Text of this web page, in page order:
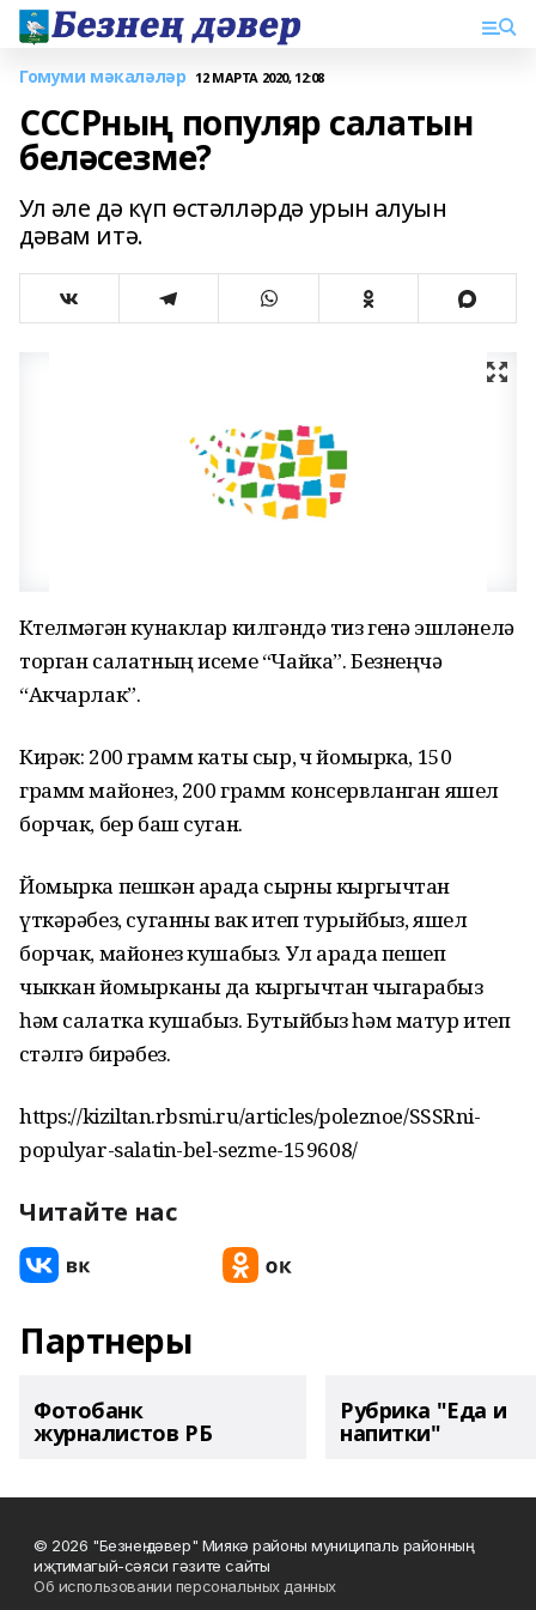
Гомуми мәкаләләр 12 МАРТА 2020, 12:08
СССРның популяр салатын
беләсезме?
Ул әле дә күп өстәлләрдә урын алуын
дәвам итә.
Көтелмәгән кунаклар килгәндә тиз генә эшләнелә
торган салатның исеме “Чайка”. Безнеңчә
“Акчарлак”.
Кирәк: 200 грамм каты сыр, өч йомырка, 150
грамм майонез, 200 грамм консервланган яшел
борчак, бер баш суган.
Йомырка пешкән арада сырны кыргычтан
үткәрәбез, суганны вак итеп турыйбыз, яшел
борчак, майонез кушабыз. Ул арада пешеп
чыккан йомырканы да кыргычтан чыгарабыз
һәм салатка кушабыз. Бутыйбыз һәм матур итеп
өстәлгә бирәбез.
https://kiziltan.rbsmi.ru/articles/poleznoe/SSSRni-
populyar-salatin-bel-sezme-159608/
Читайте нас
Партнеры
Фотобанк
журналистов РБ
Рубрика "Еда и
напитки"
© 2026 "Безнең дәвер" Миякә районы муниципаль районның
иҗтимагый-сәяси гәзите сайты
Об использовании персональных данных